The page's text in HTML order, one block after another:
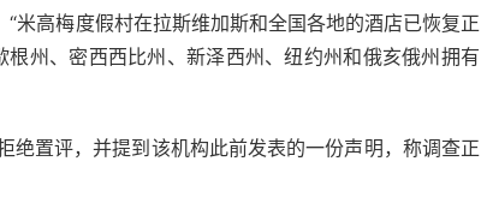
米高梅度假村在拉斯维加斯和全国各地的酒店已恢复正
州、密西西比州、新泽西州、纽约州和俄亥俄州拥有
绝置评，并提到该机构此前发表的一份声明，称调查正